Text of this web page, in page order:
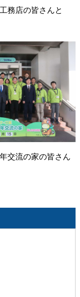
務店の皆さんと
交流の家の皆さん